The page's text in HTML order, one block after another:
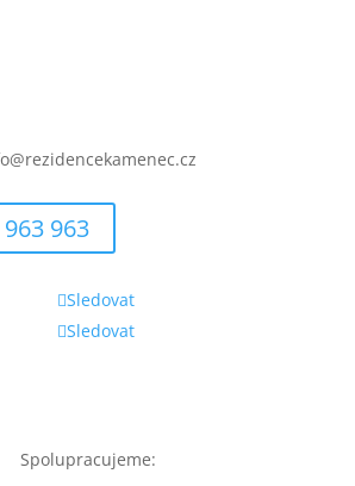
963
Sledovat
Sledovat
Spolupracujeme: